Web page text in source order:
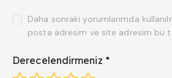
Daha sonraki yorumlarımda
posta adresim ve site adresim bu
Derecelendirmeniz *